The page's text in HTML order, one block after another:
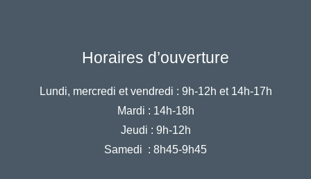
Horaires d’ouverture
Lundi, mercredi et vendredi : 9h-12h et 14h-17h
Mardi : 14h-18h
Jeudi : 9h-12h
Samedi : 8h45-9h45